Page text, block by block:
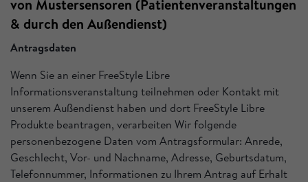
von Mustersensoren (Patientenveranstaltungen
& durch den Außendienst)
Antragsdaten
Wenn Sie an einer FreeStyle Libre
Informationsveranstaltung teilnehmen oder Kontakt mit
unserem Außendienst haben und dort FreeStyle Libre
Produkte beantragen, verarbeiten Wir folgende
personenbezogene Daten vom Antragsformular: Anrede,
Geschlecht, Vor- und Nachname, Adresse, Geburtsdatum,
Telefonnummer, Informationen zu Ihrem Antrag auf Erhalt